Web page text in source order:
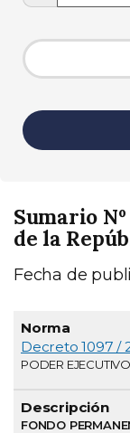
Sumario
de la
Fecha de
Normativa
Decreto 1097 /
PODER
FONDO